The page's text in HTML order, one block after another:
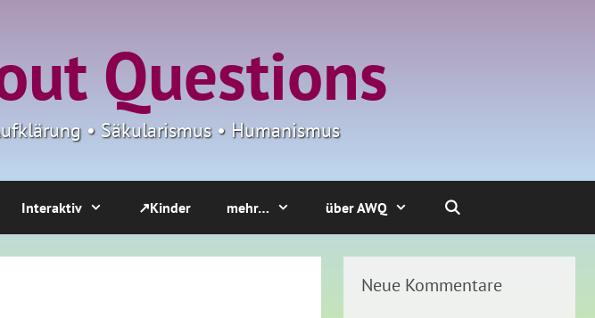
Questions
• Säkularismus • Humanismus
Interaktiv ↗Kinder mehr… über AWQ
Neue Kommentare